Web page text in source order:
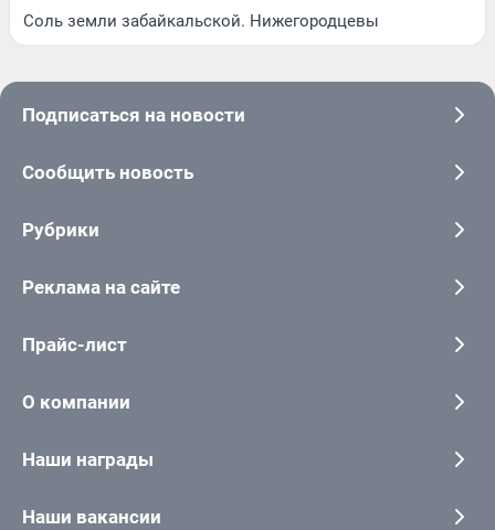
Соль земли забайкальской. Нижегородцевы
Подписаться на новости
Сообщить новость
Рубрики
Реклама на сайте
Прайс-лист
О компании
Наши награды
Наши вакансии